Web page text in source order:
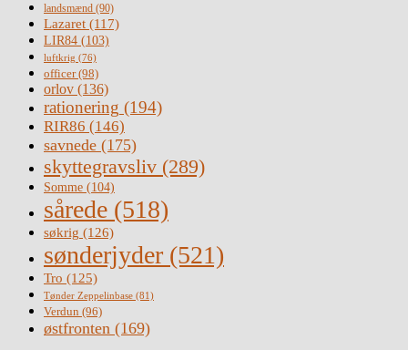
landsmænd (90)
Lazaret (117)
LIR84 (103)
luftkrig (76)
officer(98)
orlov (136)
rationering (194)
RIR86 (146)
savnede (175)
skyttegravsliv (289)
Somme (104)
sårede (518)
søkrig (126)
sønderjyder (521)
Tro (125)
Tønder Zeppelinbase (81)
Verdun (96)
østfronten (169)